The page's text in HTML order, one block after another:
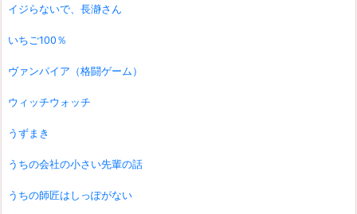
イジらないで、長瀞さん
いちご100％
ヴァンパイア（格闘ゲーム）
ウィッチウォッチ
うずまき
うちの会社の小さい先輩の話
うちの師匠はしっぽがない